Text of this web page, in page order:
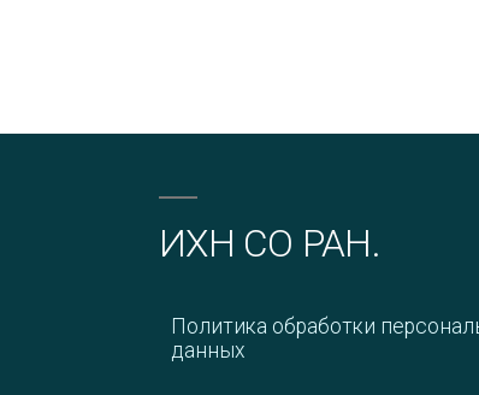
ИХН СО РАН.
Политика обработки
данных